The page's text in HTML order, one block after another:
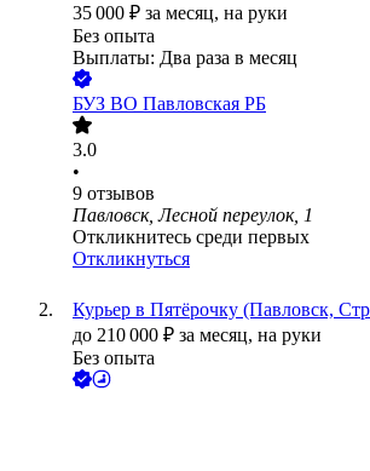
35 000 ₽ за месяц, на руки
Без опыта
Выплаты: Два раза в месяц
БУЗ ВО Павловская РБ
3.0
•
9 отзывов
Павловск, Лесной переулок, 1
Откликнитесь среди первых
Откликнуться
Курьер в Пятёрочку (Павловск,
до 210 000 ₽ за месяц, на руки
Без опыта